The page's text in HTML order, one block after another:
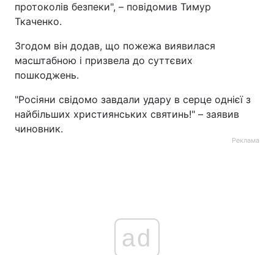
протоколів безпеки", – повідомив Тимур
Ткаченко.
Згодом він додав, що пожежа виявилася
масштабною і призвела до суттєвих
пошкоджень.
"Росіяни свідомо завдали удару в серце однієї з
найбільших християнських святинь!" – заявив
чиновник.
Реклама
ad